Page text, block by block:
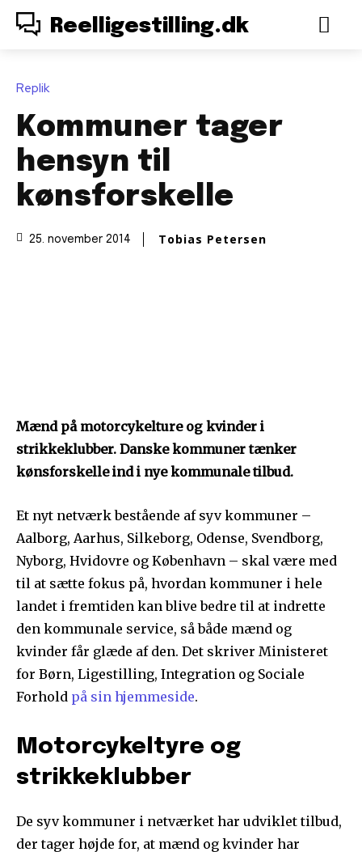
Reelligestilling.dk
Replik
Kommuner tager
hensyn til
kønsforskelle
25. november 2014 Tobias Petersen
Mænd på motorcykelture og kvinder i
strikkeklubber. Danske kommuner tænker
kønsforskelle ind i nye kommunale tilbud.
Et nyt netværk bestående af syv kommuner –
Aalborg, Aarhus, Silkeborg, Odense, Svendborg,
Nyborg, Hvidovre og København – skal være med
til at sætte fokus på, hvordan kommuner i hele
landet i fremtiden kan blive bedre til at indrette
den kommunale service, så både mænd og
kvinder får glæde af den. Det skriver Ministeret
for Børn, Ligestilling, Integration og Sociale
Forhold på sin hjemmeside.
Motorcykeltyre og
strikkeklubber
De syv kommuner i netværket har udviklet tilbud,
der tager højde for, at mænd og kvinder har